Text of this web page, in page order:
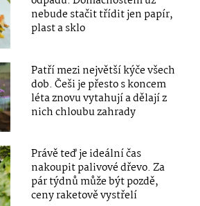
nebude stačit třídit jen papír,
plast a sklo
Patří mezi největší kýče všech
dob. Češi je přesto s koncem
léta znovu vytahují a dělají z
nich chloubu zahrady
Právě teď je ideální čas
nakoupit palivové dřevo. Za
pár týdnů může být pozdě,
ceny raketově vystřelí